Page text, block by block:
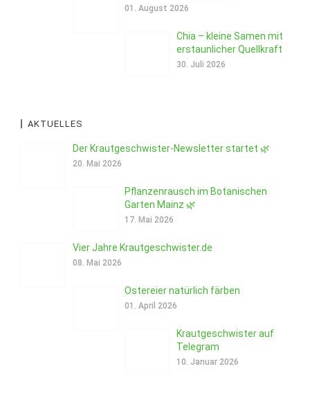
01. August 2026
Chia – kleine Samen mit
erstaunlicher Quellkraft
30. Juli 2026
AKTUELLES
Der Krautgeschwister-Newsletter startet 🌿
20. Mai 2026
Pflanzenrausch im Botanischen
Garten Mainz 🌿
17. Mai 2026
Vier Jahre Krautgeschwister.de
08. Mai 2026
Ostereier natürlich färben
01. April 2026
Krautgeschwister auf
Telegram
10. Januar 2026